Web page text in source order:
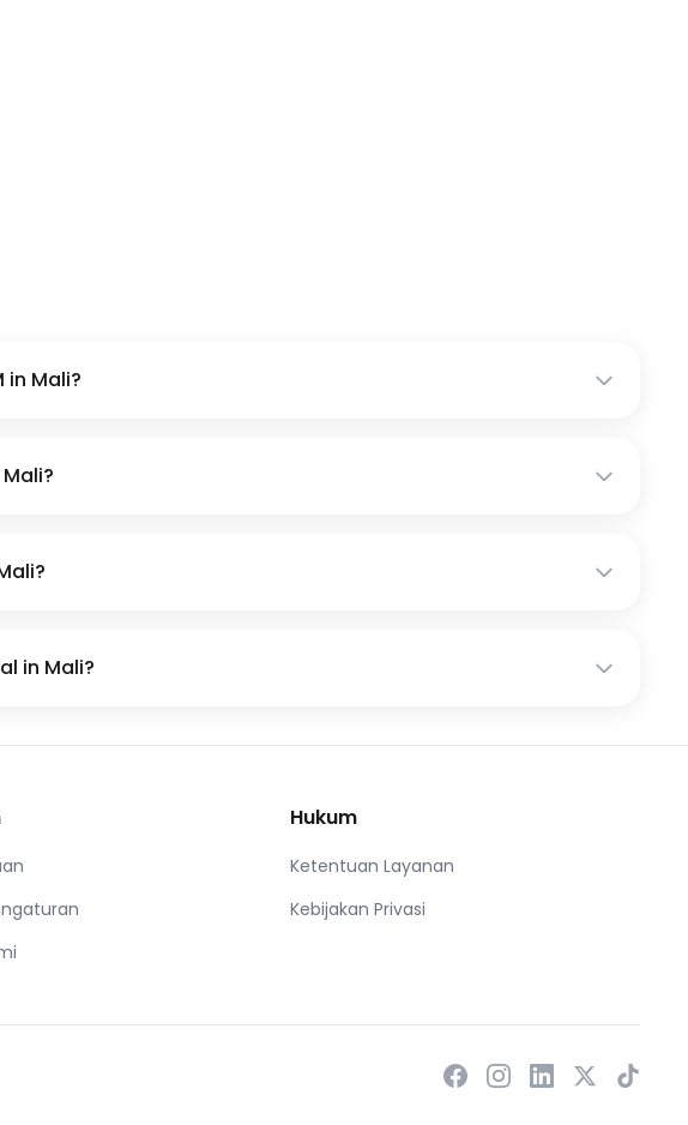
in Mali?
in Mali?
Hukum
Ketentuan Layanan
Kebijakan Privasi